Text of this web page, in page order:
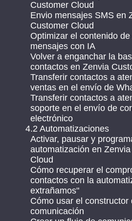
Customer Cloud
Envio mensajes SMS en
Customer Cloud
Optimizar el contenido
mensajes con IA
Volver a enganchar la
contactos en Zenvia
Transferir contactos a
ventas en el envío de
Transferir contactos a
soporte en el envío de
electrónico
4.2 Automatizaciones
Activar, pausar y
automatización en
Cloud
Cómo recuperar el
contactos con la
extrañamos"
Cómo usar el constructor
comunicación